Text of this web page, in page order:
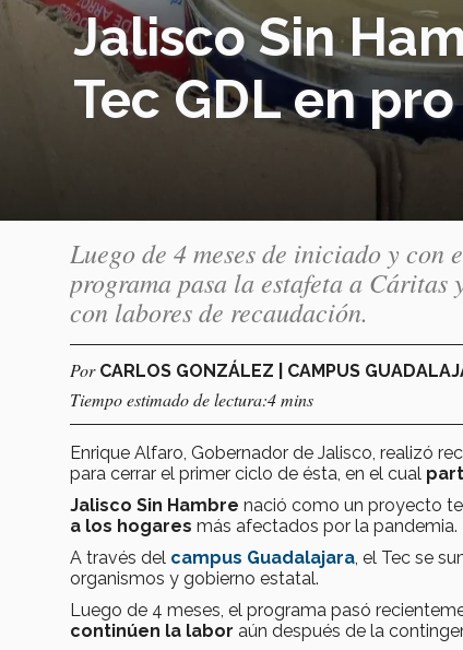
Jalisco Sin
Tec GDL en
Luego de 4 meses de iniciado y con
programa pasa la estafeta a
con labores de recaudación.
Por CARLOS GONZÁLEZ | CAMPUS
Tiempo estimado de lectura:4 mins
Enrique Alfaro, Gobernador de Jalisco, realizó
para cerrar el primer ciclo de ésta, en el cual
Jalisco Sin Hambre nació como un proyecto
a los hogares más afectados por la pandemia.
A través del campus Guadalajara , el Tec se
organismos y gobierno estatal.
Luego de 4 meses, el programa pasó
continúen la labor aún después de la